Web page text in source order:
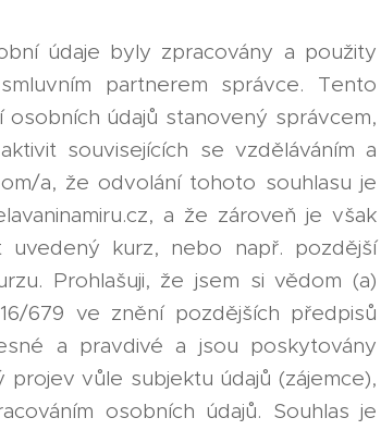
údaje byly zpracovány a použity
partnerem správce. Tento
údajů stanovený správcem,
souvisejících se vzděláváním a
a, že odvolání tohoto souhlasu je
a že zároveň je však
kurz, nebo např. pozdější
Prohlašuji, že jsem si vědom (a)
679 ve znění pozdějších předpisů
a pravdivé a jsou poskytovány
vůle subjektu údajů (zájemce),
osobních údajů. Souhlas je